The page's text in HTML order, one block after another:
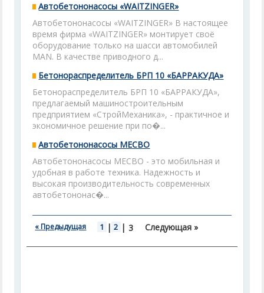
Автобетононасосы «WAITZINGER»
Автобетононасосы «WAITZINGER» В настоящее
время фирма «WAITZINGER» монтирует своё
оборудование только на шасси автомобилей
MAN. В качестве приводного д...
Бетонораспределитель БРП 10 «БАРРАКУДА»
Бетонораспределитель БРП 10 «БАРРАКУДА»,
предлагаемый машиностроительным
предприятием «СтройМеханика», - практичное и
экономичное решение при по�...
Автобетононасосы МЕСВО
Автобетононасосы МЕСВО - это мобильная и
удобная в работе техника. Надежность и
высокая производительность современных
автобетононас�...
« Предыдущая 1 | 2 | 3 Следующая »